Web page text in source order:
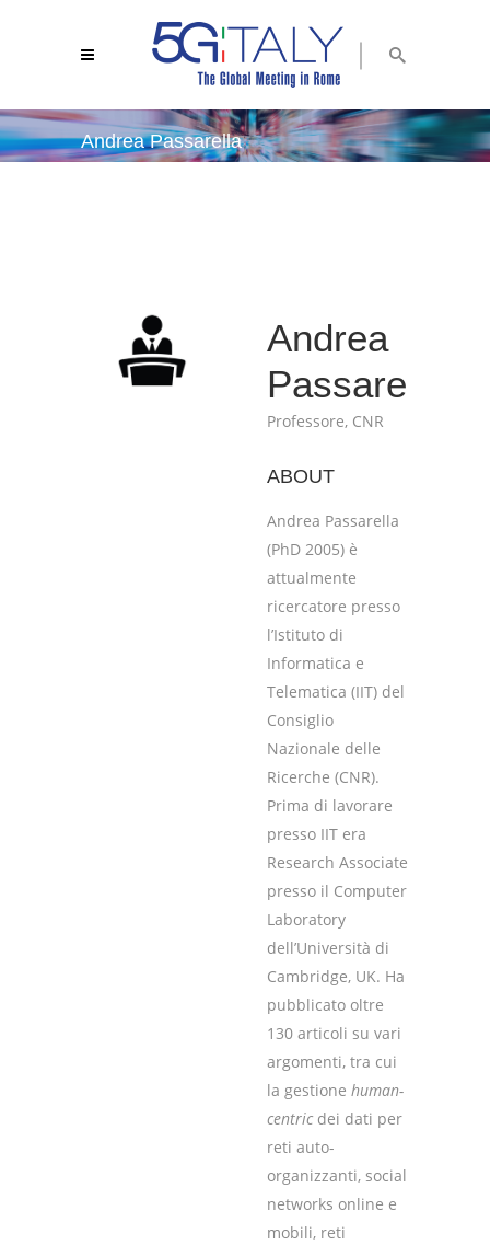
Andrea Passarella
Andrea
Passarella
Professore, CNR
ABOUT
Andrea Passarella
(PhD 2005) è
attualmente
ricercatore presso
l’Istituto di
Informatica e
Telematica (IIT) del
Consiglio
Nazionale delle
Ricerche (CNR).
Prima di lavorare
presso IIT era
Research Associate
presso il Computer
Laboratory
dell’Università di
Cambridge, UK. Ha
pubblicato oltre
130 articoli su vari
argomenti, tra cui
la gestione human-
centric dei dati per
reti auto-
organizzanti, social
networks online e
mobili, reti